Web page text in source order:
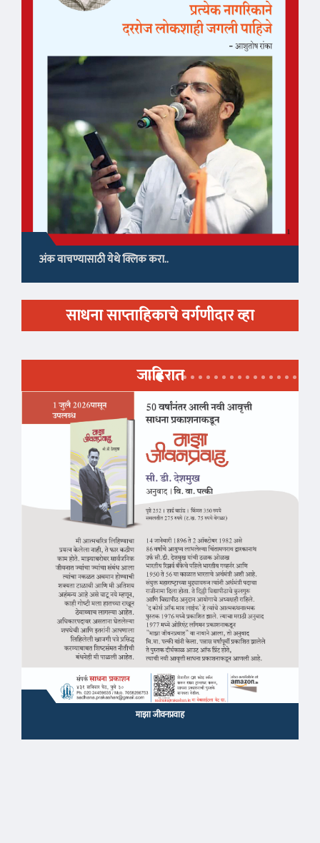
अंक वाचण्यासाठी येथे क्लिक करा..
साधना साप्ताहिकाचे वर्गणीदार व्हा
जाहिरात
माझा जीवनप्रवाह